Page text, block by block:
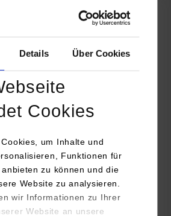
Details Über Cookies
Cookies
um Inhalte und
Funktionen für
zu können und die
Website zu analysieren.
wir Informationen zu Ihrer
Website an unsere